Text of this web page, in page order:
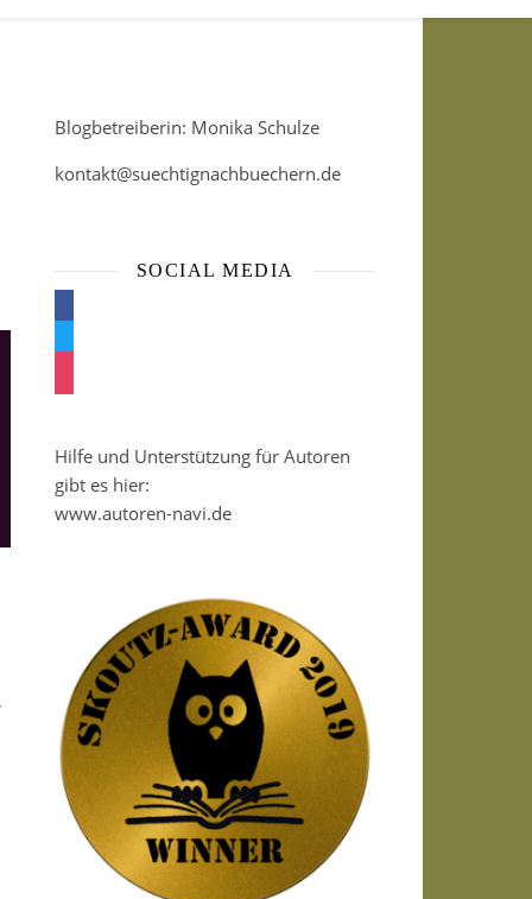
Blogbetreiberin: Monika Schulze
kontakt@suechtignachbuechern.de
SOCIAL MEDIA
Hilfe und Unterstützung für Autoren
gibt es hier:
www.autoren-navi.de